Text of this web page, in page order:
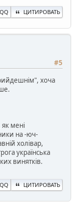
QQ ЦИТИРОВАТЬ
#5
хоча
мені
на -юч-
холівар,
українська
винятків.
QQ ЦИТИРОВАТЬ